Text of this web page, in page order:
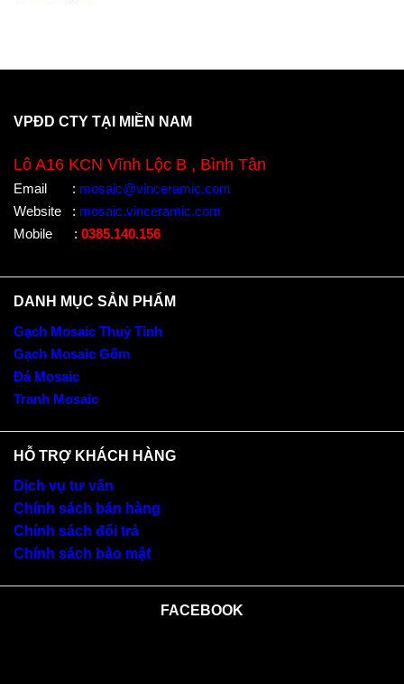
VPĐD CTY TẠI MIỀN NAM
Lô A16 KCN Vĩnh Lộc B , Bình Tân
Email : mosaic@vinceramic.com
Website
: mosaic.vinceramic.com
Mobile
: 0385.140.156
DANH MỤC SẢN PHẨM
Gạch Mosaic Thuỷ Tinh
Gạch Mosaic Gốm
Đá Mosaic
Tranh Mosaic
HỖ TRỢ KHÁCH HÀNG
Dịch vụ tư vấn
Chính sách bán hàng
Chính sách đổi trả
Chính sách bảo mật
FACEBOOK